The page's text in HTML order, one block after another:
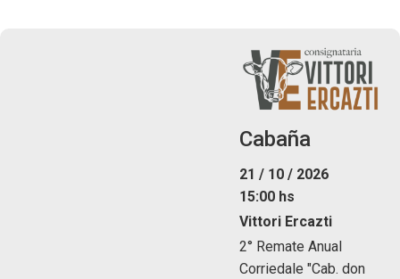
Cabaña
21 / 10 / 2026
15:00 hs
Vittori Ercazti
2° Remate Anual
Corriedale "Cab. don